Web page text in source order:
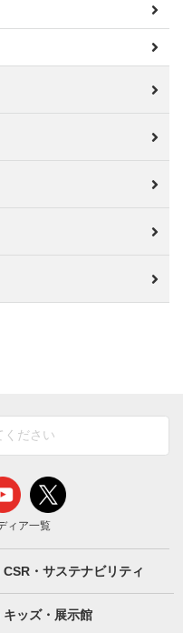
ィア一覧
CSR・サステナビリティ
キッズ・展示館